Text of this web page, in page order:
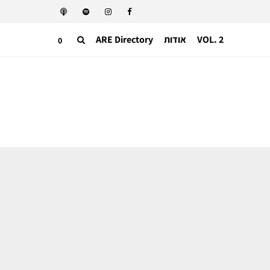
VOL. 2 אודות ARE Directory
0